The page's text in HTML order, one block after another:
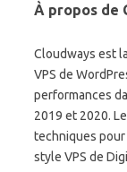
À propos de
Cloudways est
VPS de
performances
2019 et 2020.
techniques
style VPS de